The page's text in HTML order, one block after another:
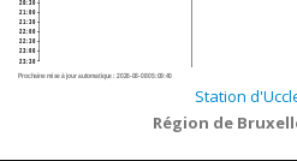
20:30
21:00
21:30
22:00
22:30
23:00
23:30
Prochaine mise à jour automatique :2026-08-08 05:09:40
Station
Région de